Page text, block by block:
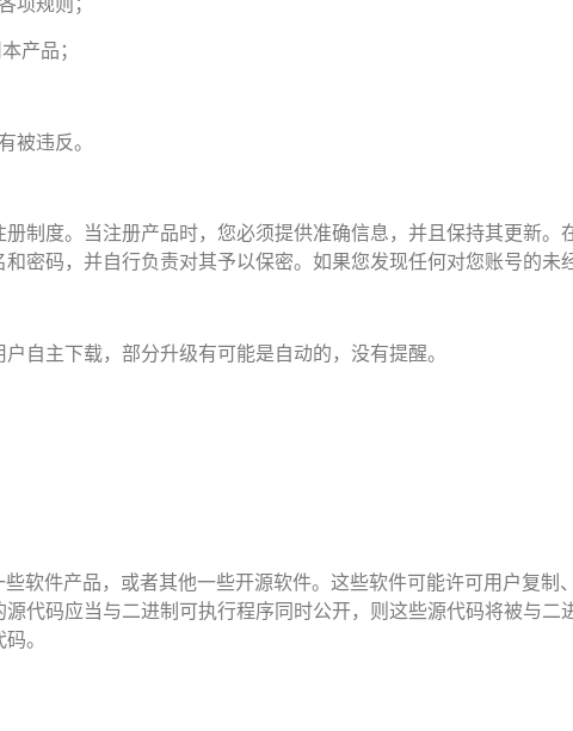
项规则；
产品；
被违反。
制度。当注册产品时，您必须提供准确信息，并且保持其更新
密码，并自行负责对其予以保密。如果您发现任何对您账号的未
自主下载，部分升级有可能是自动的，没有提醒。
软件产品，或者其他一些开源软件。这些软件可能许可用户复
代码应当与二进制可执行程序同时公开，则这些源代码将被与
。